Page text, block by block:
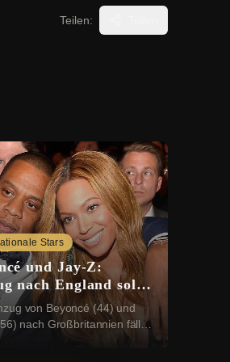
Teilen:
Stars
und Jay-Z:
nach England soll
sein
von Beyoncé (44) und
nach Großbritannien fällt
aus. Der Grund: Das